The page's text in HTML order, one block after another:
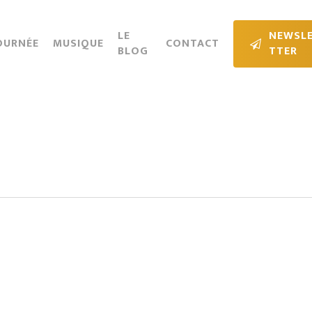
MUSIQUE
LE
BLOG
CONTACT NEWSLE
TTER